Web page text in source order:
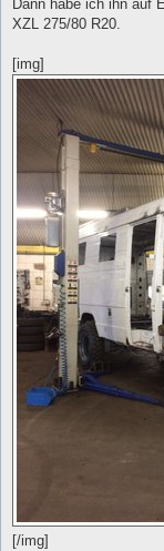
Dann habe ich ihn auf
XZL 275/80 R20.
[img]
[/img]